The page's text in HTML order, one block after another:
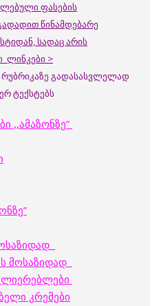
ფასების
წინამდებარე
სადაც არის
ლინკები >
რუბრიკაზე გადასასვლელად
ტექსტებს
,,ამაზონზე”
მოსაზიდად
კრემები